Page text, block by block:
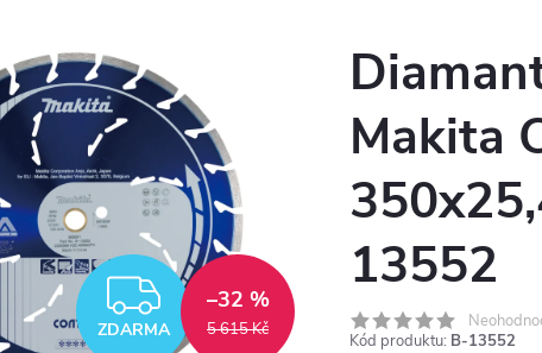
ZDARMA
ZDARMA 5 615 Kč
–32 %
Makita
13552
Kód produktu: B-13552